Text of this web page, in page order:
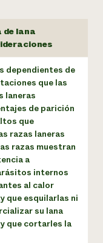
de lana
dependientes de
que las
laneras
de parición
que
razas laneras
razas muestran
a
internos
al calor
que esquilarlas ni
su lana
que cortarles la